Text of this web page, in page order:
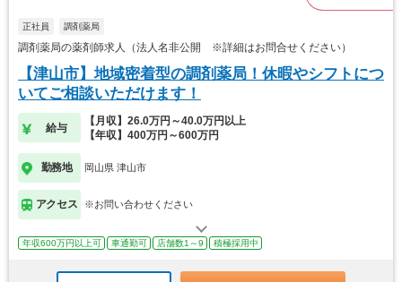
正社員 調剤薬局
調剤薬局の薬剤師求人（法人名非公開 ※詳細はお問合せください）
【津山市】地域密着型の調剤薬局！休暇やシフトにつ
いてご相談いただけます！
給与
【月収】26.0万円～40.0万円以上
【年収】400万円～600万円
勤務地 岡山県 津山市
アクセス ※お問い合わせください
年収600万円以上可 車通勤可 店舗数1～9 積極採用中